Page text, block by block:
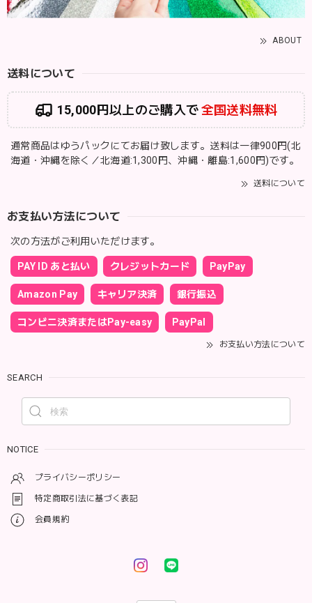
ABOUT
送料について
15,000円以上のご購入で全国送料無料
通常商品はゆうパックにてお届け致します。送料は一律900円(北
海道・沖縄を除く／北海道:1,300円、沖縄・離島:1,600円)です。
送料について
お支払い方法について
次の方法がご利用いただけます。
PAY ID あと払い クレジットカード PayPay
Amazon Pay キャリア決済 銀行振込
コンビニ決済またはPay-easy PayPal
お支払い方法について
SEARCH
NOTICE
プライバシーポリシー
特定商取引法に基づく表記
会員規約